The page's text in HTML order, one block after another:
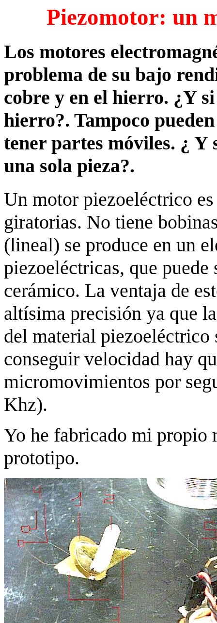
Piezomotor: un
Los motores
problema de su bajo
cobre y en el hierro. ¿Y
hierro?. Tampoco
tener partes móviles. ¿ Y
una sola pieza?.
Un motor piezoeléctrico
giratorias. No tiene
(lineal) se produce en un
piezoeléctricas, que
cerámico. La ventaja de
altísima precisión ya que
del material piezoeléctrico
conseguir velocidad hay
micromovimientos por
Khz).
Yo he fabricado mi propio
prototipo.